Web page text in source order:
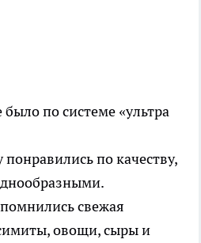
по системе «ультра
понравились по качеству,
свежая
овощи, сыры и